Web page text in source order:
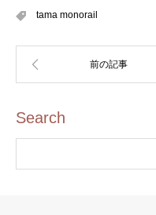
tama monorail
Search